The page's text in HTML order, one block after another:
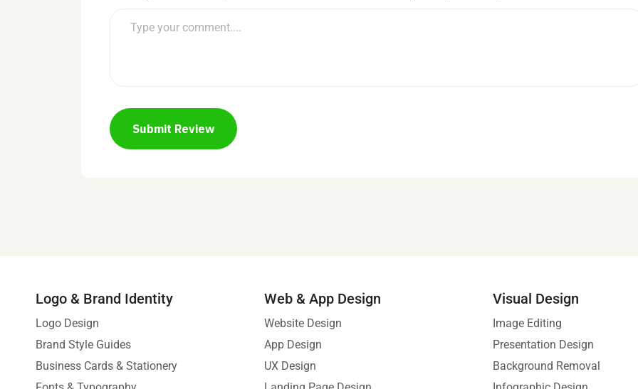
Submit Review
Logo & Brand Identity
Logo Design
Brand Style Guides
Business Cards & Stationery
Web & App Design
Website Design
App Design
UX Design
Visual Design
Image Editing
Presentation Design
Background Removal